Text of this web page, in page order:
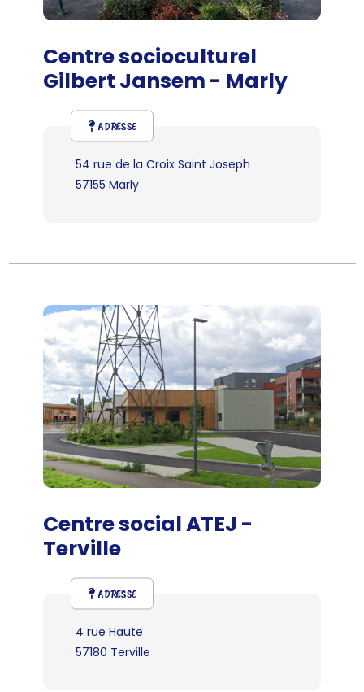
Centre socioculturel
Gilbert Jansem - Marly
ADRESSE
54 rue de la Croix Saint Joseph
57155 Marly
Centre social ATEJ -
Terville
ADRESSE
4 rue Haute
57180 Terville